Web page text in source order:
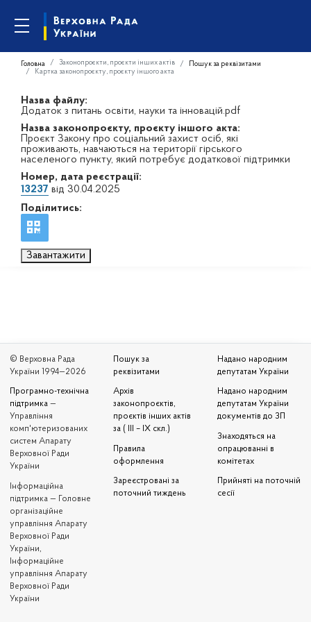
Головна Законопроєкти, проєкти інших актів
Пошук за реквізитами
Картка законопроєкту, проєкту іншого акта
Назва файлу:
Додаток з питань освіти, науки та інновацій.pdf
Назва законопроєкту, проєкту іншого акта:
Проєкт Закону про соціальний захист осіб, які
проживають, навчаються на території гірського
населеного пункту, який потребує додаткової підтримки
Номер, дата реєстрації:
13237 від 30.04.2025
Поділитись:
Завантажити
© Верховна Рада
України 1994—2026
Програмно-технічна
підтримка —
Управління
комп'ютеризованих
систем Апарату
Верховної Ради
України
Iнформаційна
підтримка — Головне
організаційне
управління Апарату
Верховної Ради
України,
Інформаційне
управління Апарату
Верховної Ради
України
Пошук за
реквізитами
Архів
законопроєктів,
проєктів інших актів
за ( III – IX скл.)
Правила
оформлення
Зареєстровані за
поточний тиждень
Надано народним
депутатам України
Надано народним
депутатам України
документів до ЗП
Знаходяться на
опрацюванні в
комітетах
Прийняті на поточній
сесії